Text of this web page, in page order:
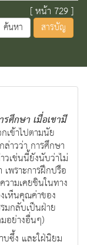
[ หน้า 729 ]
ค้นหา สารบัญ
รศึกษา เมื่อเขามี
เข้าไปตามนัย
าวว่า การศึกษา
วเช่นนี้ยังนับว่าไม่
พราะการฝึกปรือ
ามเคยชินในทาง
เห็นคุณค่าของ
มกลับเป็นฝ่าย
อย่างอื่นๆ)
บซึ้ง และใฝ่นิยม